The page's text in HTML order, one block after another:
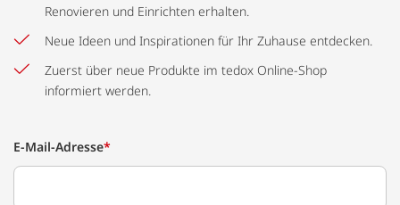
Renovieren und Einrichten erhalten.
Neue Ideen und Inspirationen für Ihr Zuhause entdecken.
Zuerst über neue Produkte im tedox Online-Shop
informiert werden.
E-Mail-Adresse*